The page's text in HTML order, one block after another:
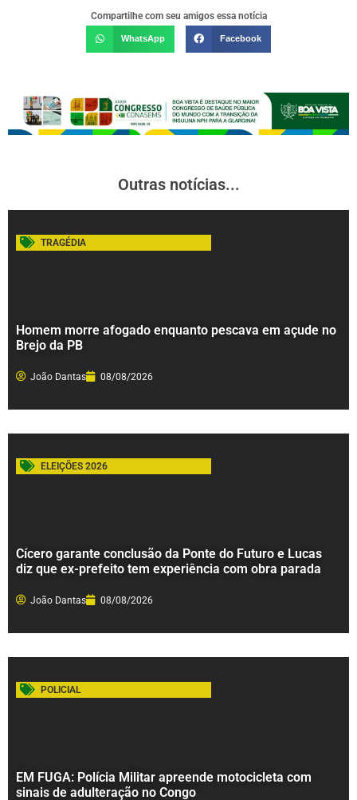
Compartilhe com seu amigos essa notícia
WhatsApp Facebook
Outras notícias...
TRAGÉDIA
Homem morre afogado enquanto pescava em açude no
Brejo da PB
João Dantas 08/08/2026
ELEIÇÕES 2026
Cícero garante conclusão da Ponte do Futuro e Lucas
diz que ex-prefeito tem experiência com obra parada
João Dantas 08/08/2026
POLICIAL
EM FUGA: Polícia Militar apreende motocicleta com
sinais de adulteração no Congo